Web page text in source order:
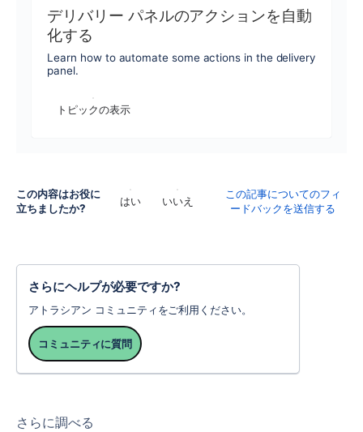
デリバリー パネルのアクションを自動
化する
Learn how to automate some actions in the delivery
panel.
トピックの表示
この内容はお役に
立ちましたか?
はい いいえ
この記事についてのフィ
ードバックを送信する
さらにヘルプが必要ですか?
アトラシアン コミュニティをご利用ください。
コミュニティに質問
さらに調べる